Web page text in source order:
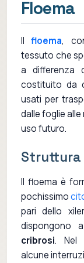
Floema
Ilfloema,
tessuto che
a differenza
costituito da
usati per
dalle foglie
uso futuro.
Struttura
Il floema è
pochissimo
pari dello
dispongono
cribrosi. Nel
alcune